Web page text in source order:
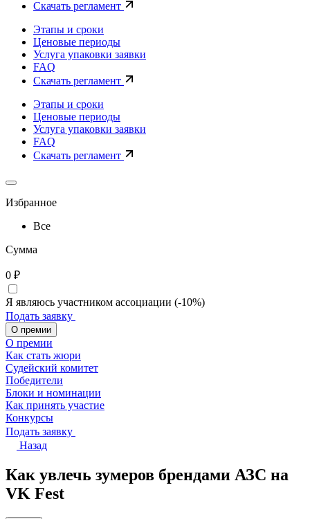
Скачать регламент
Этапы и сроки
Ценовые периоды
Услуга упаковки заявки
FAQ
Скачать регламент
Этапы и сроки
Ценовые периоды
Услуга упаковки заявки
FAQ
Скачать регламент
Избранное
Все
Сумма
0 ₽
Я являюсь участником ассоциации (-10%)
Подать заявку
О премии
О премии
Как стать жюри
Судейский комитет
Победители
Блоки и номинации
Как принять участие
Конкурсы
Подать заявку
Назад
Как увлечь зумеров брендами АЗС на
VK Fest